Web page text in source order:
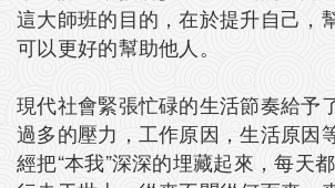
這大師班的目的，在於提升自己，
可以更好的幫助他人。
現代社會緊張忙碌的生活節奏給予
過多的壓力，工作原因，生活原因
經把“本我”深深的埋藏起來，每天